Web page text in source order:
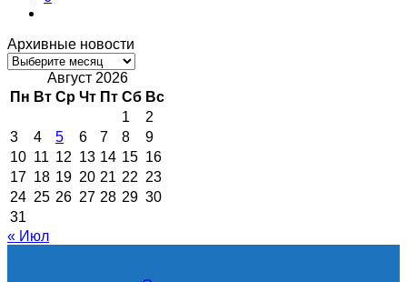
Архивные новости
Архивные
новостиАвгуст 2026
Пн Вт Ср Чт Пт Сб Вс
1
2
3
4 5 6 7 8
9
10 11 12 13 14 15 16
17 18 19 20 21 22 23
24 25 26 27 28 29 30
31
« Июл